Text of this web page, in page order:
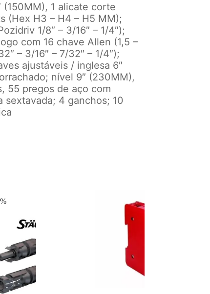
(150MM), 1 alicate corte
(Hex H3 – H4 – H5 MM);
1/8″ – 3/16″ – 1/4″);
com 16 chave Allen (1,5 –
– 3/16″ – 7/32″ – 1/4″);
ajustáveis / inglesa 6″
nível 9″ (230MM),
55 pregos de aço com
sextavada; 4 ganchos; 10